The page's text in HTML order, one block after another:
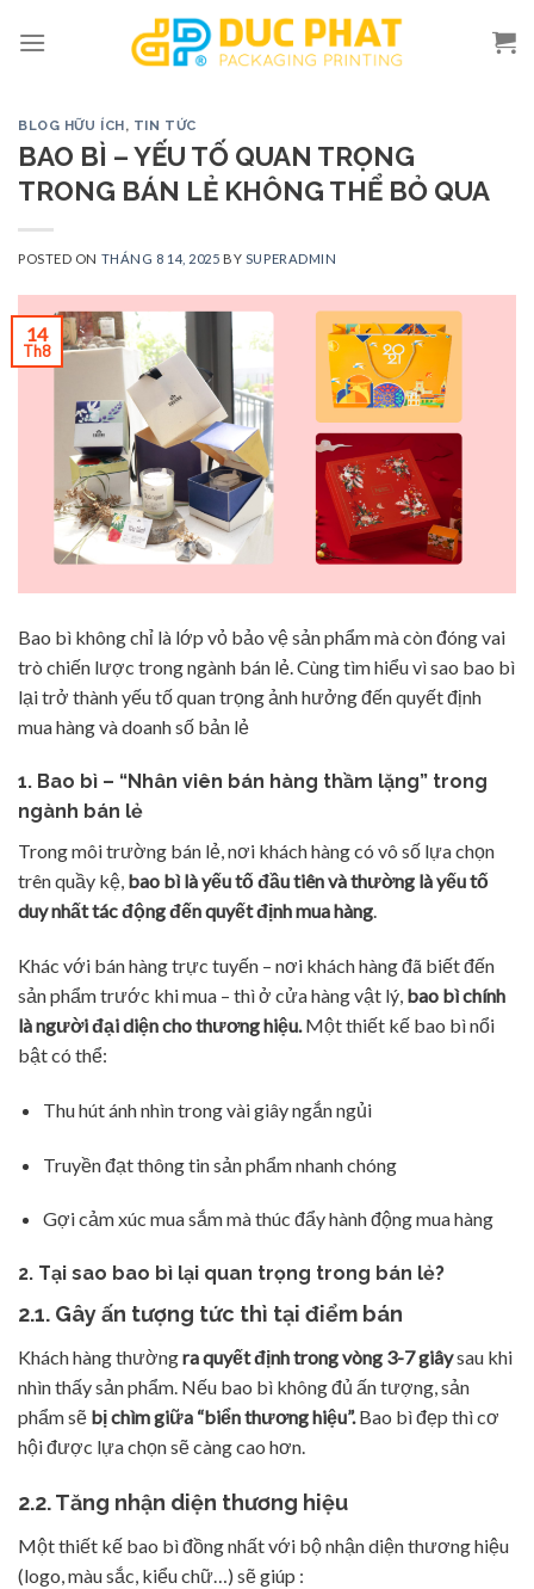
BLOG HỮU ÍCH, TIN TỨC
BAO BÌ – YẾU TỐ QUAN TRỌNG
TRONG BÁN LẺ KHÔNG THỂ BỎ QUA
POSTED ON THÁNG 8 14, 2025 BY SUPERADMIN
14
Th8
Bao bì không chỉ là lớp vỏ bảo vệ sản phẩm mà còn đóng vai
trò chiến lược trong ngành bán lẻ. Cùng tìm hiểu vì sao bao bì
lại trở thành yếu tố quan trọng ảnh hưởng đến quyết định
mua hàng và doanh số bản lẻ
1. Bao bì – “Nhân viên bán hàng thầm lặng” trong
ngành bán lẻ
Trong môi trường bán lẻ, nơi khách hàng có vô số lựa chọn
trên quầy kệ, bao bì là yếu tố đầu tiên và thường là yếu tố
duy nhất tác động đến quyết định mua hàng.
Khác với bán hàng trực tuyến – nơi khách hàng đã biết đến
sản phẩm trước khi mua – thì ở cửa hàng vật lý, bao bì chính
là người đại diện cho thương hiệu.Một thiết kế bao bì nổi
bật có thể:
Thu hút ánh nhìn trong vài giây ngắn ngủi
Truyền đạt thông tin sản phẩm nhanh chóng
Gợi cảm xúc mua sắm mà thúc đẩy hành động mua hàng
2. Tại sao bao bì lại quan trọng trong bán lẻ?
2.1. Gây ấn tượng tức thì tại điểm bán
Khách hàng thườngra quyết định trong vòng 3-7 giâysau khi
nhìn thấy sản phẩm. Nếu bao bì không đủ ấn tượng, sản
phẩm sẽ bị chìm giữa “biển thương hiệu”.Bao bì đẹp thì cơ
hội được lựa chọn sẽ càng cao hơn.
2.2. Tăng nhận diện thương hiệu
Một thiết kế bao bì đồng nhất với bộ nhận diện thương hiệu
(logo, màu sắc, kiểu chữ…) sẽ giúp :